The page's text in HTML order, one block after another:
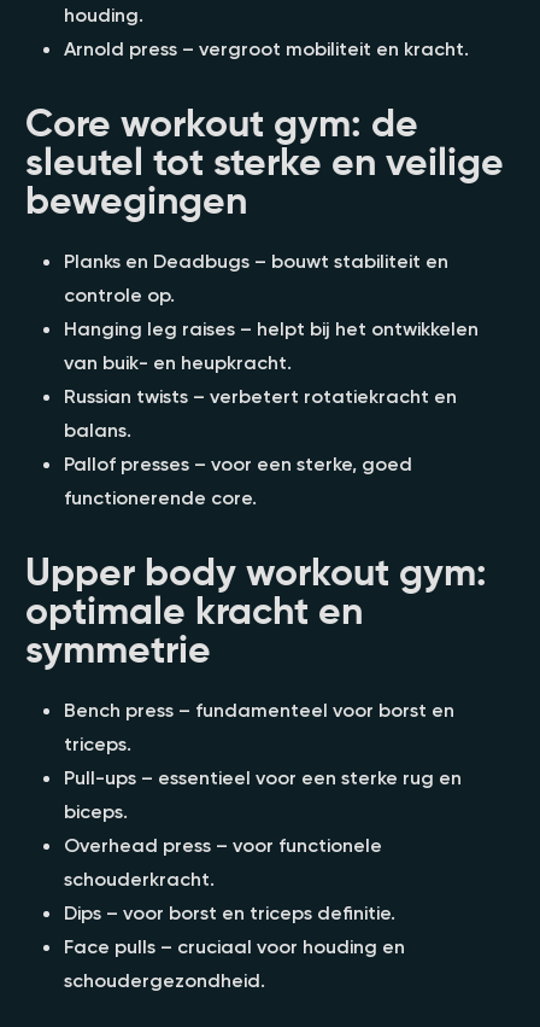
houding.
Arnold press – vergroot mobiliteit en kracht.
Core workout gym: de
sleutel tot sterke en veilige
bewegingen
Planks en Deadbugs – bouwt stabiliteit en
controle op.
Hanging leg raises – helpt bij het ontwikkelen
van buik- en heupkracht.
Russian twists – verbetert rotatiekracht en
balans.
Pallof presses – voor een sterke, goed
functionerende core.
Upper body workout gym:
optimale kracht en
symmetrie
Bench press – fundamenteel voor borst en
triceps.
Pull-ups – essentieel voor een sterke rug en
biceps.
Overhead press – voor functionele
schouderkracht.
Dips – voor borst en triceps definitie.
Face pulls – cruciaal voor houding en
schoudergezondheid.